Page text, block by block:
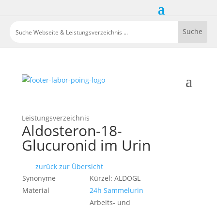
Leistungsverzeichnis
Aldosteron-18-
Glucuronid im Urin
zurück zur Übersicht
Synonyme
Kürzel: ALDOGL
Material
24h Sammelurin
Arbeits- und